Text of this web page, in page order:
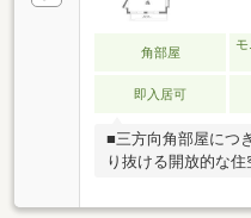
角部屋
即入居可
■三方向角部屋につ
り抜ける開放的な
物件です■専有面積